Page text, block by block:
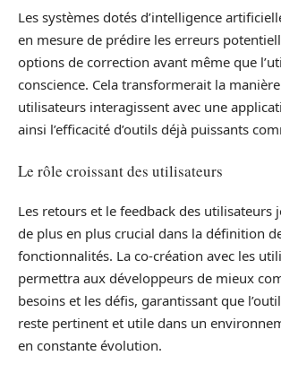
Les systèmes dotés d’intelligence
en mesure de prédire les erreurs
options de correction avant même que
conscience. Cela transformerait la
utilisateurs interagissent avec une
ainsi l’efficacité d’outils déjà puissants
Le rôle croissant des utilisateurs
Les retours et le feedback des utilisateurs
de plus en plus crucial dans la définition
fonctionnalités. La co-création avec les
permettra aux développeurs de mieux
besoins et les défis, garantissant que
reste pertinent et utile dans un
en constante évolution.